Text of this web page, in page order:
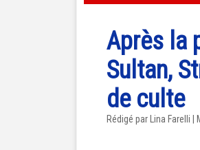
Après la
Sultan,
de culte
Rédigé par Lina Farelli |